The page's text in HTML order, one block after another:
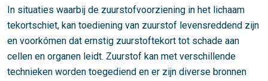
In situaties waarbij de zuurstofvoorziening in het lichaam
tekortschiet, kan toediening van zuurstof levensreddend zijn
en voorkómen dat ernstig zuurstoftekort tot schade aan
cellen en organen leidt. Zuurstof kan met verschillende
technieken worden toegediend en er zijn diverse bronnen